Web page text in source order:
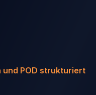
und POD strukturiert